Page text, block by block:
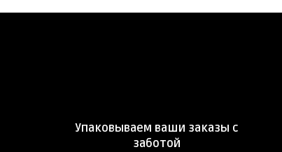
Упаковываем ваши заказы с
заботой